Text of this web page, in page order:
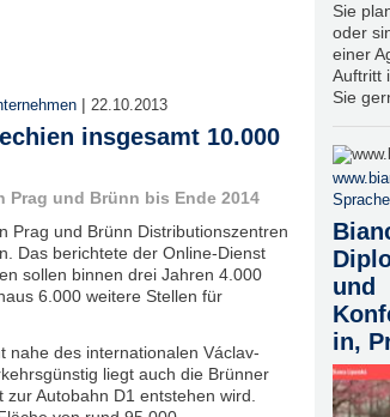
| 22.10.2013
insgesamt 10.000
und Brünn bis Ende 2014
Prag und Brünn Distributionszentren
Das berichtete der Online-Dienst
sollen binnen drei Jahren 4.000
6.000 weitere Stellen für
nahe des internationalen Václav-
liegt auch die Brünner
Autobahn D1 entstehen wird.
Sie
oder
einer
Auftritt
Sie
und
in,